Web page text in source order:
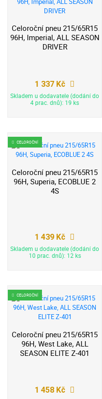
Celoroční pneu 215/65R15
96H, Imperial, ALL SEASON
DRIVER
1 337 Kč
Skladem u dodavatele (dodání do
4 prac. dnů): 19 ks
CELOROČNÍ
Celoroční pneu 215/65R15
96H, Superia, ECOBLUE 2
4S
1 439 Kč
Skladem u dodavatele (dodání do
10 prac. dnů): 12 ks
CELOROČNÍ
Celoroční pneu 215/65R15
96H, West Lake, ALL
SEASON ELITE Z-401
1 458 Kč